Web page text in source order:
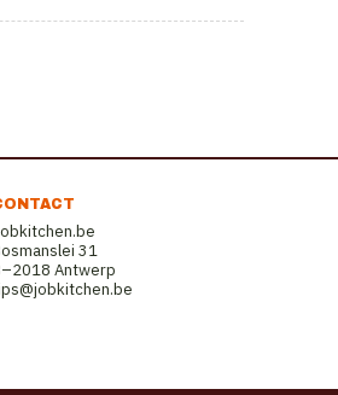
31
Antwerp